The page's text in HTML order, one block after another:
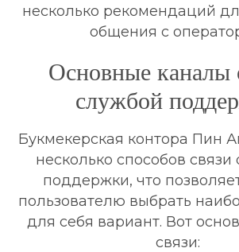
несколько рекомендаций
общения с
Основные каналы
службой
Букмекерская контора Пин
несколько способов связи
поддержки, что
пользователю выбрать
для себя вариант. Вот
связи: